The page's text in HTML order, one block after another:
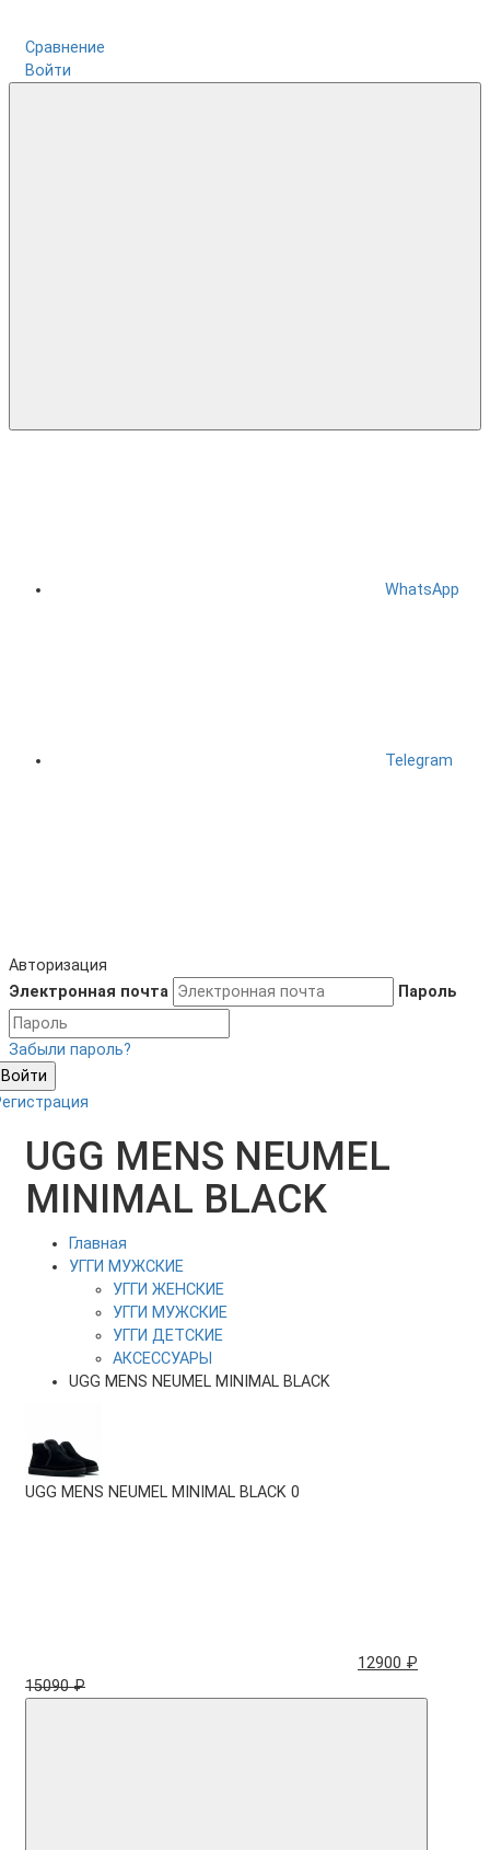
Сравнение
Войти
WhatsApp
Telegram
Авторизация
Электронная почта
Пароль
Забыли пароль?
Войти
UGG MENS NEUMEL
MINIMAL BLACK
Главная
УГГИ МУЖСКИЕ
УГГИ ЖЕНСКИЕ
УГГИ МУЖСКИЕ
УГГИ ДЕТСКИЕ
АКСЕССУАРЫ
UGG MENS NEUMEL MINIMAL BLACK
UGG MENS NEUMEL MINIMAL BLACK 0
12900 ₽
15090 ₽